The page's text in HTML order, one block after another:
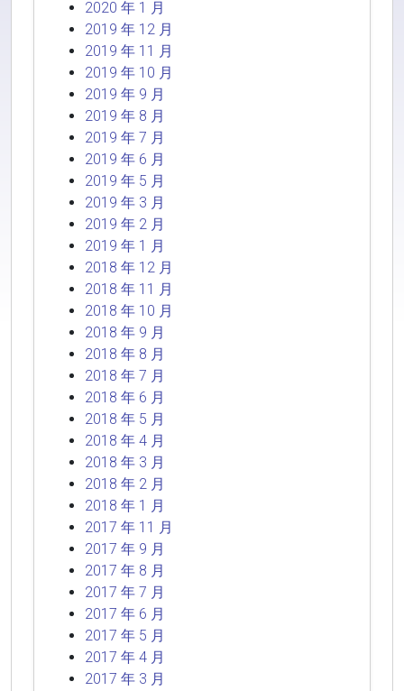
2020 年 1 月
2019 年 12 月
2019 年 11 月
2019 年 10 月
2019 年 9 月
2019 年 8 月
2019 年 7 月
2019 年 6 月
2019 年 5 月
2019 年 3 月
2019 年 2 月
2019 年 1 月
2018 年 12 月
2018 年 11 月
2018 年 10 月
2018 年 9 月
2018 年 8 月
2018 年 7 月
2018 年 6 月
2018 年 5 月
2018 年 4 月
2018 年 3 月
2018 年 2 月
2018 年 1 月
2017 年 11 月
2017 年 9 月
2017 年 8 月
2017 年 7 月
2017 年 6 月
2017 年 5 月
2017 年 4 月
2017 年 3 月